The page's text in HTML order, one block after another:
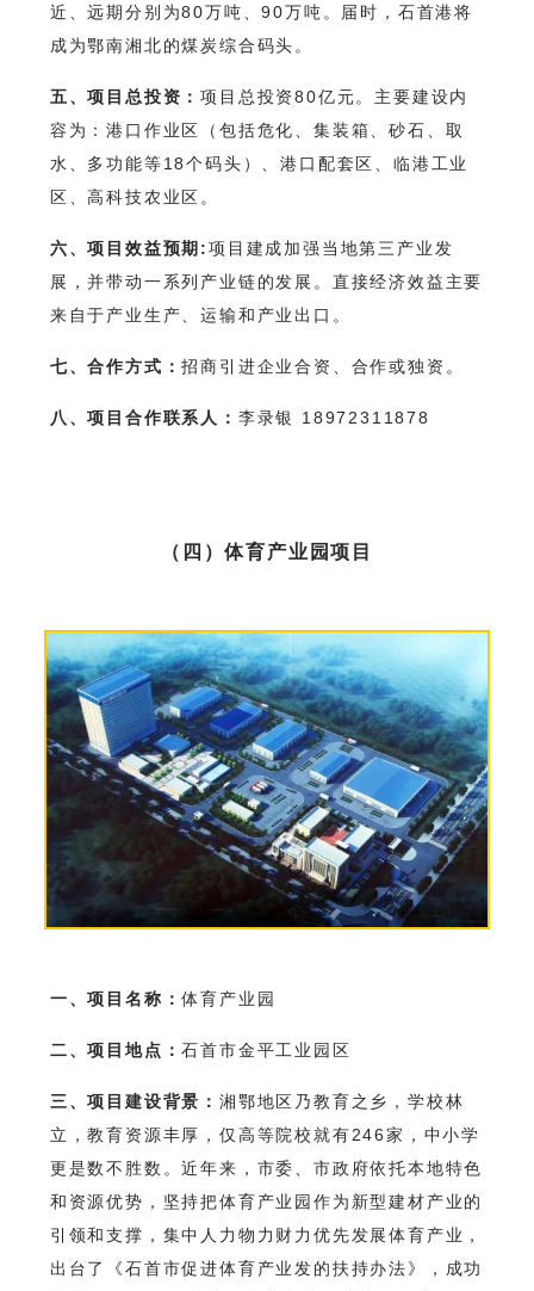
近、远期分别为80万吨、90万吨。届时，石首港将
成为鄂南湘北的煤炭综合码头。
五、项目总投资：项目总投资80亿元。主要建设内
容为：港口作业区（包括危化、集装箱、砂石、取
水、多功能等18个码头）、港口配套区、临港工业
区、高科技农业区。
六、项目效益预期:项目建成加强当地第三产业发
展，并带动一系列产业链的发展。直接经济效益主要
来自于产业生产、运输和产业出口。
七、合作方式：招商引进企业合资、合作或独资。
八、项目合作联系人： 李录银 18972311878
（四）体育产业园项目
一、项目名称：体育产业园
二、项目地点：石首市金平工业园区
三、项目建设背景：湘鄂地区乃教育之乡，学校林
立，教育资源丰厚，仅高等院校就有246家，中小学
更是数不胜数。近年来，市委、市政府依托本地特色
和资源优势，坚持把体育产业园作为新型建材产业的
引领和支撑，集中人力物力财力优先发展体育产业，
出台了《石首市促进体育产业发的扶持办法》，成功